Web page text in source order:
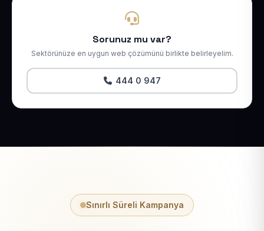
Sorunuz mu var?
Sektörünüze en uygun web çözümünü birlikte belirleyelim.
444 0 947
Sınırlı Süreli Kampanya